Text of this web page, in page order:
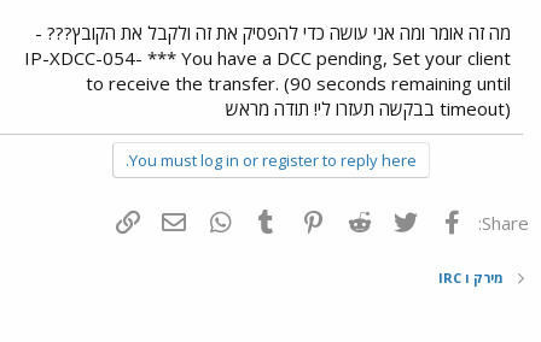
מה זה אומר ומה אני עושה כדי להפסיק את זה ולקבל את הקובץ??? -
IP-XDCC-054- *** You have a DCC pending, Set your client
to receive the transfer. (90 seconds remaining until
timeout) בבקשה תעזרו לי! תודה מראש
You must log in or register to reply here.
Share: פייסבוק Twitter
Reddit
Pinterest
Tumblr
WhatsAppדואר אלקטרוני
מירק ו IRC